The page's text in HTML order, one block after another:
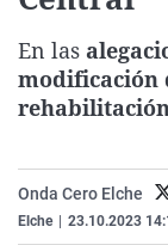
En las
modificación
Onda Cero Elche
Elche 23.10.2023